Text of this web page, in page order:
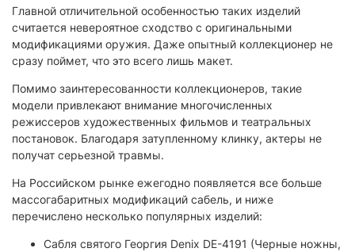
Главной отличительной особенностью таких изделий
считается невероятное сходство с оригинальными
модификациями оружия. Даже опытный коллекционер не
сразу поймет, что это всего лишь макет.
Помимо заинтересованности коллекционеров, такие
модели привлекают внимание многочисленных
режиссеров художественных фильмов и театральных
постановок. Благодаря затупленному клинку, актеры не
получат серьезной травмы.
На Российском рынке ежегодно появляется все больше
массогабаритных модификаций сабель, и ниже
перечислено несколько популярных изделий:
Сабля святого Георгия Denix DE-4191 (Черные ножны,